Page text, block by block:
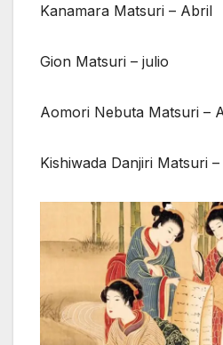
Kanamara Matsuri – Abril
Gion Matsuri – julio
Aomori Nebuta Matsuri –
Kishiwada Danjiri Matsuri